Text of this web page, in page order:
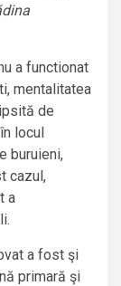
a functionat
mentalitatea
de
locul
buruieni,
cazul,
a
a fost şi
primară şi